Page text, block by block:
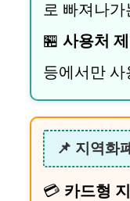
로 빠져나가
🏪 사용처
등에서만 사
📌 지역화
💳 카드형